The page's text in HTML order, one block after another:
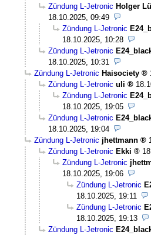
Zündung L-Jetronic Holger
18.10.2025, 09:49
Zündung L-Jetronic
18.10.2025, 10:28
Zündung L-Jetronic
18.10.2025, 10:31
Zündung L-Jetronic Haisociety
Zündung L-Jetronic uli
Zündung L-Jetronic
18.10.2025, 19:05
Zündung L-Jetronic
18.10.2025, 19:04
Zündung L-Jetronic jhettmann
Zündung L-Jetronic Ekki
Zündung L-Jetronic
18.10.2025, 19:06
Zündung L-Jetronic
18.10.2025, 19:11
Zündung L-Jetronic
18.10.2025, 19:13
Zündung L-Jetronic